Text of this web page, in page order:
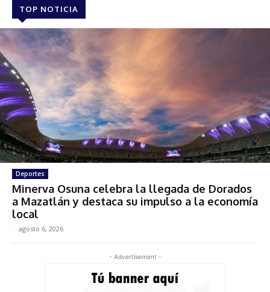
TOP NOTICIA
Deportes
Minerva Osuna celebra la llegada de Dorados
a Mazatlán y destaca su impulso a la economía
local
- agosto 6, 2026
- Advertisement -